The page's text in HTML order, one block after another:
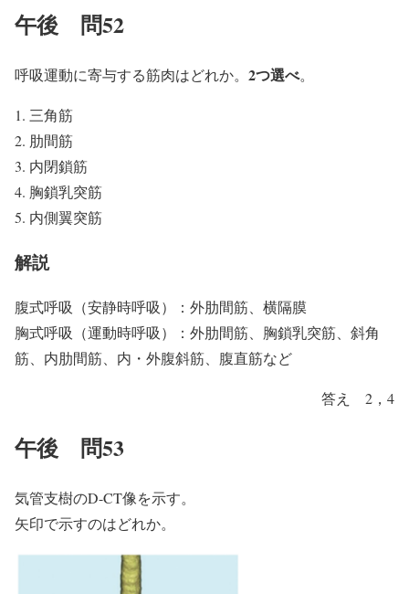
午後 問52
呼吸運動に寄与する筋肉はどれか。 2つ選べ。
三角筋
肋間筋
内閉鎖筋
胸鎖乳突筋
内側翼突筋
解説
腹式呼吸（安静時呼吸）：外肋間筋、横隔膜
胸式呼吸（運動時呼吸）：外肋間筋、胸鎖乳突筋、斜角
筋、内肋間筋、内・外腹斜筋、腹直筋など
答え 2，4
午後 問53
気管支樹のD-CT像を示す。
矢印で示すのはどれか。